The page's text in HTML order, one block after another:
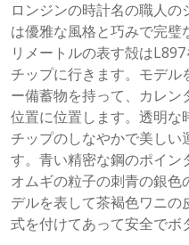
ロンジンの時計名の職人
は優雅な風格と巧みで完璧
リメートルの表す殻は
チップに行きます。モデ
ー備蓄物を持って、カレ
位置に位置します。透明な
チップのしなやかで美しい
す。青い精密な鋼のポイン
オムギの粒子の刺青の銀
デルを表して茶褐色ワニ
式を付けてあって安全でボ